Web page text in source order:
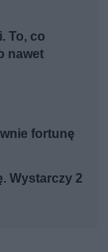
To, co
nawet
fortunę
Wystarczy 2